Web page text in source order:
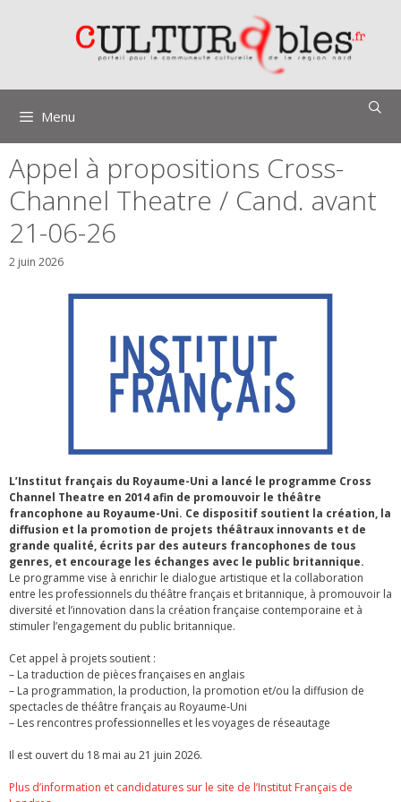
Menu
Appel à propositions Cross-
Channel Theatre / Cand. avant
21-06-26
2 juin 2026
L’Institut français du Royaume-Uni a lancé le programme Cross
Channel Theatre en 2014 afin de promouvoir le théâtre
francophone au Royaume-Uni. Ce dispositif soutient la création, la
diffusion et la promotion de projets théâtraux innovants et de
grande qualité, écrits par des auteurs francophones de tous
genres, et encourage les échanges avec le public britannique.
Le programme vise à enrichir le dialogue artistique et la collaboration
entre les professionnels du théâtre français et britannique, à promouvoir la
diversité et l’innovation dans la création française contemporaine et à
stimuler l’engagement du public britannique.
Cet appel à projets soutient :
– La traduction de pièces françaises en anglais
– La programmation, la production, la promotion et/ou la diffusion de
spectacles de théâtre français au Royaume-Uni
– Les rencontres professionnelles et les voyages de réseautage
Il est ouvert du 18 mai au 21 juin 2026.
Plus d’information et candidatures sur le site de l’Institut Français de